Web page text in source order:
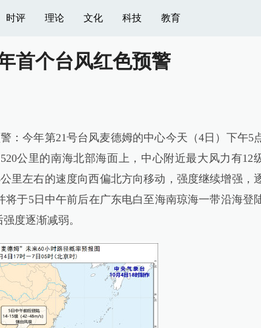
时评 理论 文化 科技 教育
首个台风红色预警
：今年第21号台风麦德姆的中心今天（4日）下午5
公里的南海北部海面上，中心附近最大风力有12
里左右的速度向西偏北方向移动，强度继续增强，
于5日中午前后在广东电白至海南琼海一带沿海登
度逐渐减弱。